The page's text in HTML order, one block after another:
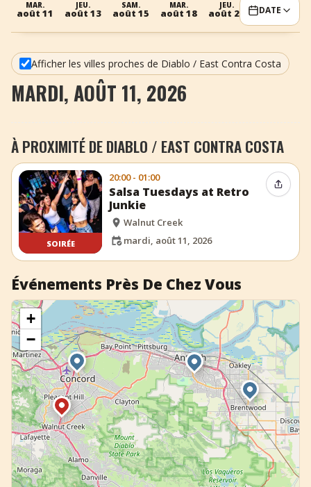
+ Ajouter un événement
MAR.
août 11
JEU.
août 13
SAM.
août 15
MAR.
août 18
JEU.
août 20 août 22
DATE
Afficher les villes proches de Diablo / East Contra Costa
MARDI, AOÛT 11, 2026
À PROXIMITÉ DE DIABLO / EAST CONTRA COSTA
SOIRÉE
20:00 - 01:00
Salsa Tuesdays at Retro
Junkie
Walnut Creek
mardi, août 11, 2026
Événements Près De Chez Vous
+
−